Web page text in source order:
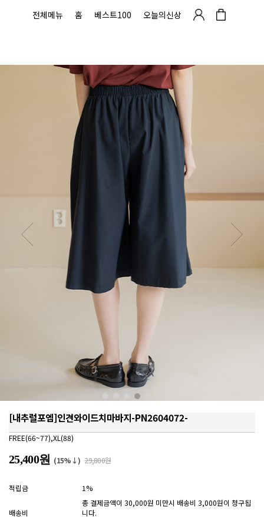
전체메뉴 홈 베스트100 오늘의신상
[내추럴포엠]인견와이드치마바지-PN2604072-
FREE(66~77),XL(88)
25,400원 (15%↓) 29,800원
적립금 1%
배송비
총 결제금액이 30,000원 미만시 배송비 3,000원이 청구됩
니다.